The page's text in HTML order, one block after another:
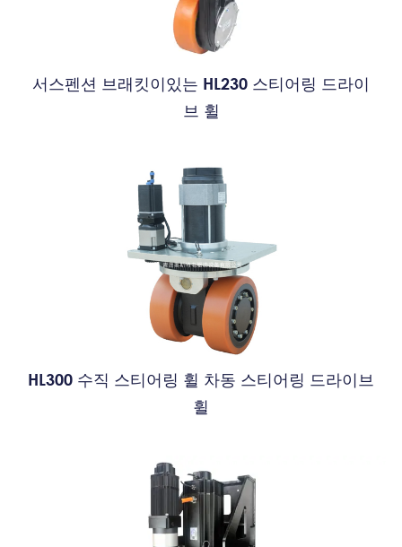
서스펜션 브래킷이있는 HL230 스티어링 드라이
브 휠
HL300 수직 스티어링 휠 차동 스티어링 드라이브
휠